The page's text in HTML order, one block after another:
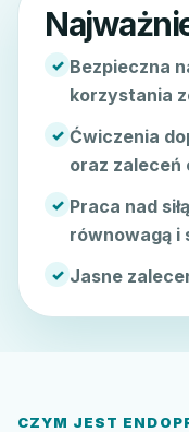
✓ Bezpieczna
korzystania
✓ Ćwiczenia
oraz zaleceń
✓ Praca nad
równowagą i
✓ Jasne
CZYM JEST